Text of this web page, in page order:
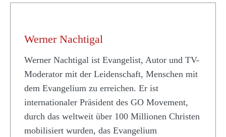
Werner Nachtigal
Werner Nachtigal ist Evangelist, Autor und TV-
Moderator mit der Leidenschaft, Menschen mit
dem Evangelium zu erreichen. Er ist
internationaler Präsident des GO Movement,
durch das weltweit über 100 Millionen Christen
mobilisiert wurden, das Evangelium